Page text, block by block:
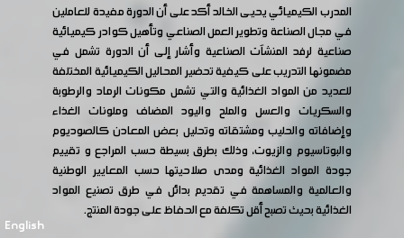
English
المدرب الكيميائي يحيى الخالد أكد على أن الدورة مفيدة للعاملين
في مجال الصناعة وتطوير العمل الصناعي وتأهيل كوادر كيميائية
صناعية لرفد المنشآت الصناعية وأشار إلى أن الدورة تشمل في
مضمونها التدريب على كيفية تحضير المحاليل الكيميائية المختلفة
للعديد من المواد الغذائية والتي تشمل مكونات الرماد والرطوبة
والسكريات والعسل والملح واليود المضاف وملونات الغذاء
وإضافاته والحليب ومشتقاته وتحليل بعض المعادن كالصوديوم
والبوتاسيوم والزيوت، وذلك بطرق بسيطة حسب المراجع و تقييم
جودة المواد الغذائية ومدى صلاحيتها حسب المعايير الوطنية
والعالمية والمساهمة في تقديم بدائل في طرق تصنيع المواد
الغذائية بحيث تصبح أقل تكلفة مع الحفاظ على جودة المنتج.